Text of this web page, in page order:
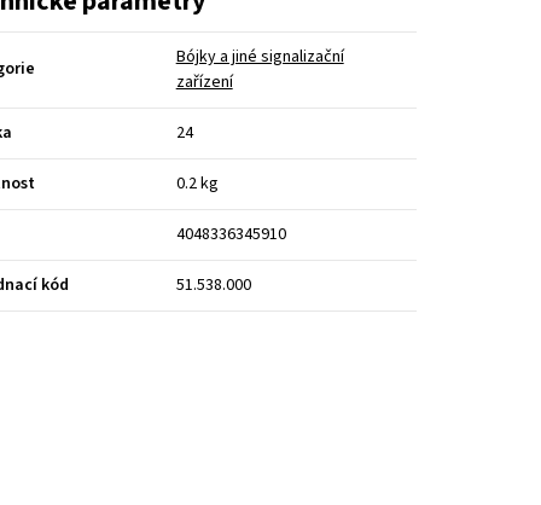
Bójky a jiné signalizační
zařízení
24
0.2 kg
4048336345910
kód 51.538.000